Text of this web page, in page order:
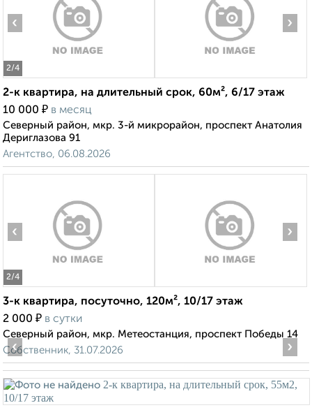
2/4
‹ ›
2-к квартира, на длительный срок, 60м², 6/17 этаж
10 000 ₽ в месяц
Северный район, мкр. 3-й микрорайон, проспект Анатолия
Дериглазова 91
Агентство, 06.08.2026
2/4
‹ ›
3-к квартира, посуточно, 120м², 10/17 этаж
2 000 ₽ в сутки
Северный район, мкр. Метеостанция, проспект Победы 14
Собственник, 31.07.2026
‹ ›